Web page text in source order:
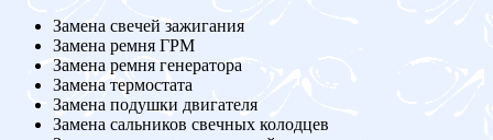
Замена свечей зажигания
Замена ремня ГРМ
Замена ремня генератора
Замена термостата
Замена подушки двигателя
Замена сальников свечных колодцев